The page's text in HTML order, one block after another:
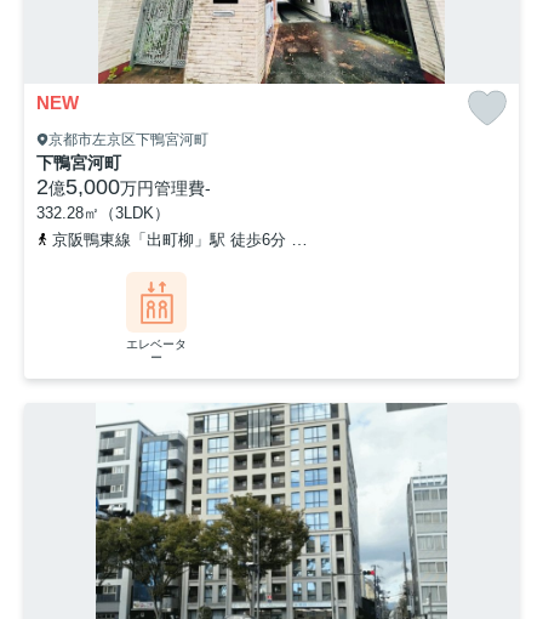
NEW
京都市左京区下鴨宮河町
下鴨宮河町
2億5,000万円管理費-
332.28㎡（3LDK）
京阪鴨東線「出町柳」駅 徒歩6分
エレベータ
ー